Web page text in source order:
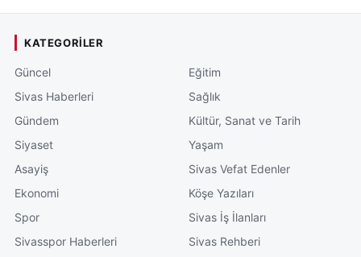
KATEGORILER
Güncel
Sivas Haberleri
Gündem
Siyaset
Asayiş
Ekonomi
Spor
Sivasspor Haberleri
Eğitim
Sağlık
Kültür, Sanat ve Tarih
Yaşam
Sivas Vefat Edenler
Köşe Yazıları
Sivas İş İlanları
Sivas Rehberi